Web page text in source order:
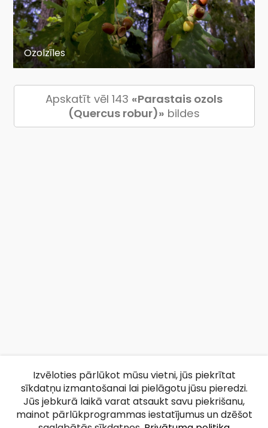
Ozolzīles
Apskatīt vēl 143 «Parastais ozols
(Quercus robur)» bildes
Izvēloties pārlūkot mūsu vietni, jūs piekrītat
sīkdatņu izmantošanai lai pielāgotu jūsu pieredzi.
Jūs jebkurā laikā varat atsaukt savu piekrišanu,
mainot pārlūkprogrammas iestatījumus un dzēšot